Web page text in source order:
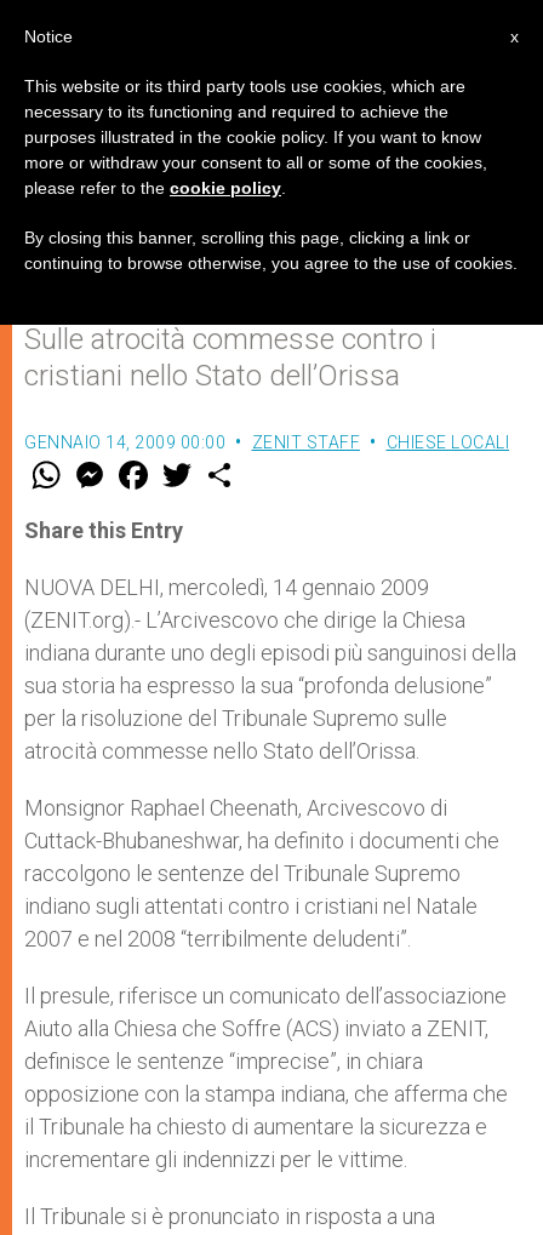
Delusione di un Arcivescovo
indiano per la decisione del
Tribunale Supremo
Sulle atrocità commesse contro i
cristiani nello Stato dell’Orissa
GENNAIO 14, 2009 00:00 ZENIT STAFF CHIESE LOCALI
W
t
s
p
p
M
e
s
e
g
e
r
F
a
e
b
o
k
w
r
Share this Entry
NUOVA DELHI, mercoledì, 14 gennaio 2009
(ZENIT.org).- L’Arcivescovo che dirige la Chiesa
indiana durante uno degli episodi più sanguinosi della
sua storia ha espresso la sua “profonda delusione”
per la risoluzione del Tribunale Supremo sulle
atrocità commesse nello Stato dell’Orissa.
Monsignor Raphael Cheenath, Arcivescovo di
Cuttack-Bhubaneshwar, ha definito i documenti che
raccolgono le sentenze del Tribunale Supremo
indiano sugli attentati contro i cristiani nel Natale
2007 e nel 2008 “terribilmente deludenti”.
Il presule, riferisce un comunicato dell’associazione
Aiuto alla Chiesa che Soffre (ACS) inviato a ZENIT,
definisce le sentenze “imprecise”, in chiara
opposizione con la stampa indiana, che afferma che
il Tribunale ha chiesto di aumentare la sicurezza e
incrementare gli indennizzi per le vittime.
Il Tribunale si è pronunciato in risposta a una
x
Notice
This website or its third party tools use cookies, which are
necessary to its functioning and required to achieve the
purposes illustrated in the cookie policy. If you want to know
more or withdraw your consent to all or some of the cookies,
please refer to the cookie policy
By closing this banner, scrolling this page, clicking a link or
continuing to browse otherwise, you agree to the use of cookies.